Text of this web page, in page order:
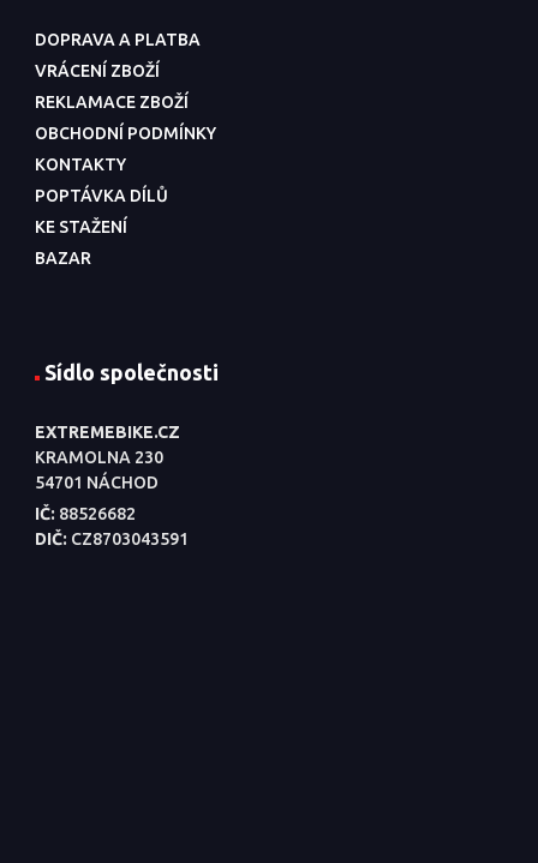
DOPRAVA A PLATBA
VRÁCENÍ ZBOŽÍ
REKLAMACE ZBOŽÍ
OBCHODNÍ PODMÍNKY
KONTAKTY
POPTÁVKA DÍLŮ
KE STAŽENÍ
BAZAR
Sídlo společnosti
EXTREMEBIKE.CZ
KRAMOLNA 230
54701 NÁCHOD
IČ: 88526682
DIČ: CZ8703043591